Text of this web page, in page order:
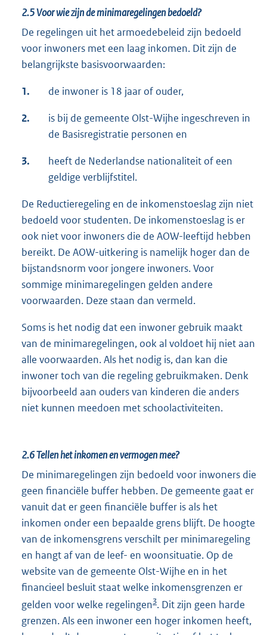
2.5Voor wie zijn de minimaregelingen bedoeld?
De regelingen uit het armoedebeleid zijn bedoeld
voor inwoners met een laag inkomen. Dit zijn de
belangrijkste basisvoorwaarden:
1. de inwoner is 18 jaar of ouder,
2.
is bij de gemeente Olst-Wijhe ingeschreven in
de Basisregistratie personen en
3.
heeft de Nederlandse nationaliteit of een
geldige verblijfstitel.
De Reductieregeling en de inkomenstoeslag zijn niet
bedoeld voor studenten. De inkomenstoeslag is er
ook niet voor inwoners die de AOW-leeftijd hebben
bereikt. De AOW-uitkering is namelijk hoger dan de
bijstandsnorm voor jongere inwoners. Voor
sommige minimaregelingen gelden andere
voorwaarden. Deze staan dan vermeld.
Soms is het nodig dat een inwoner gebruik maakt
van de minimaregelingen, ook al voldoet hij niet aan
alle voorwaarden. Als het nodig is, dan kan die
inwoner toch van die regeling gebruikmaken. Denk
bijvoorbeeld aan ouders van kinderen die anders
niet kunnen meedoen met schoolactiviteiten.
2.6Tellen het inkomen en vermogen mee?
De minimaregelingen zijn bedoeld voor inwoners die
geen financiële buffer hebben. De gemeente gaat er
vanuit dat er geen financiële buffer is als het
inkomen onder een bepaalde grens blijft. De hoogte
van de inkomensgrens verschilt per minimaregeling
en hangt af van de leef- en woonsituatie. Op de
website van de gemeente Olst-Wijhe en in het
financieel besluit staat welke inkomensgrenzen er
gelden voor welke regelingen3. Dit zijn geen harde
grenzen. Als een inwoner een hoger inkomen heeft,